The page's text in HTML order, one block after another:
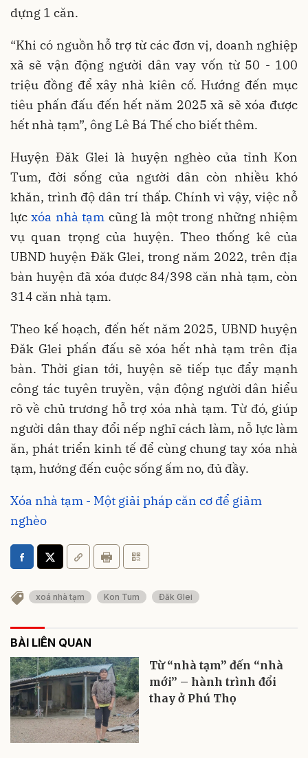
dựng 1 căn.
“Khi có nguồn hỗ trợ từ các đơn vị, doanh nghiệp
xã sẽ vận động người dân vay vốn từ 50 - 100
triệu đồng để xây nhà kiên cố. Hướng đến mục
tiêu phấn đấu đến hết năm 2025 xã sẽ xóa được
hết nhà tạm”, ông Lê Bá Thế cho biết thêm.
Huyện Đăk Glei là huyện nghèo của tỉnh Kon
Tum, đời sống của người dân còn nhiều khó
khăn, trình độ dân trí thấp. Chính vì vậy, việc nỗ
lựcxóa nhà tạm cũng là một trong những nhiệm
vụ quan trọng của huyện. Theo thống kê của
UBND huyện Đăk Glei, trong năm 2022, trên địa
bàn huyện đã xóa được 84/398 căn nhà tạm, còn
314 căn nhà tạm.
Theo kế hoạch, đến hết năm 2025, UBND huyện
Đăk Glei phấn đấu sẽ xóa hết nhà tạm trên địa
bàn. Thời gian tới, huyện sẽ tiếp tục đẩy mạnh
công tác tuyên truyền, vận động người dân hiểu
rõ về chủ trương hỗ trợ xóa nhà tạm. Từ đó, giúp
người dân thay đổi nếp nghĩ cách làm, nỗ lực làm
ăn, phát triển kinh tế để cùng chung tay xóa nhà
tạm, hướng đến cuộc sống ấm no, đủ đầy.
Xóa nhà tạm - Một giải pháp căn cơ để giảm
nghèo
xoá nhà tạm Kon Tum Đăk Glei
BÀI LIÊN QUAN
Từ “nhà tạm” đến “nhà
mới” – hành trình đổi
thay ở Phú Thọ